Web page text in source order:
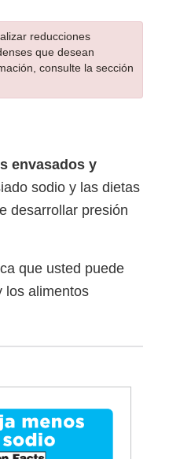
reducciones
que desean
consulte la sección
envasados y
sodio y las dietas
desarrollar presión
que usted puede
los alimentos